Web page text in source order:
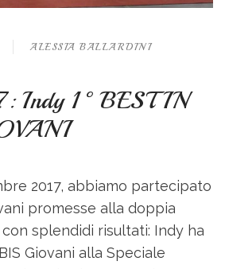
ALESSIA BALLARDINI
Indy 1°BEST IN
2017, abbiamo partecipato
promesse alla doppia
splendidi risultati: Indy ha
Giovani alla Speciale